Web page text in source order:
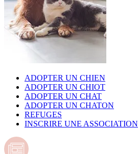
ADOPTER UN CHIEN
ADOPTER UN CHIOT
ADOPTER UN CHAT
ADOPTER UN CHATON
REFUGES
INSCRIRE UNE ASSOCIATION